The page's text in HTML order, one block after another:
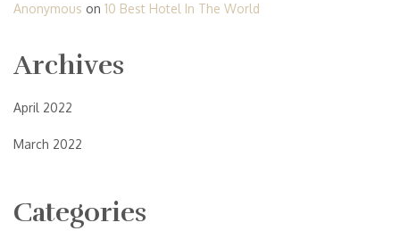
Anonymous on 10 Best Hotel In The World
Archives
April 2022
March 2022
Categories